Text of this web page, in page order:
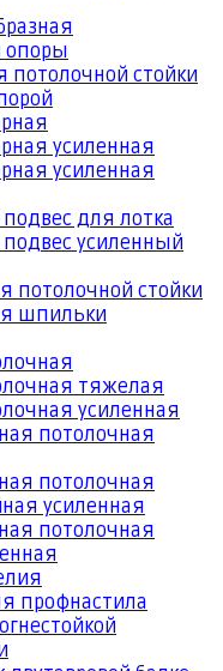
опоры
потолочной стойки
усиленная
усиленная
для лотка
усиленный
потолочной стойки
шпильки
тяжелая
усиленная
потолочная
потолочная
усиленная
потолочная
профнастила